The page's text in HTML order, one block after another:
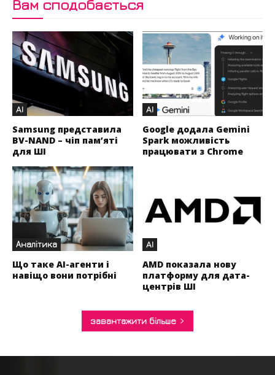
Вам сподобається
AI
Samsung представила
BV-NAND – чіп пам’яті
для ШІ
AI
Google додала Gemini
Spark можливість
працювати з Chrome
Аналітика
Що таке AI-агенти і
навіщо вони потрібні
AI
AMD показала нову
платформу для дата-
центрів ШІ
завантажити більше